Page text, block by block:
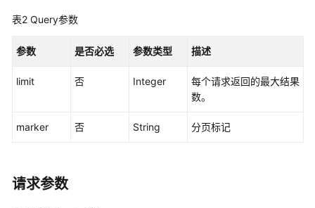
问
权
限
表2 Query参数
参数 是否必选 参数类型 描述
limit 否 Integer
每个请求返回的最大结果
数。
marker 否 String 分页标记
请求参数